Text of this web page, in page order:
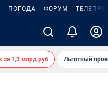
ПОГОДА ФОРУМ
за 1,3 млрд руб Льготный